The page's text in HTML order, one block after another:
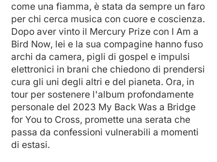
come una fiamma, è stata da sempre un faro
per chi cerca musica con cuore e coscienza.
Dopo aver vinto il Mercury Prize con I Am a
Bird Now, lei e la sua compagine hanno fuso
archi da camera, pigli di gospel e impulsi
elettronici in brani che chiedono di prendersi
cura gli uni degli altri e del pianeta. Ora, in
tour per sostenere l'album profondamente
personale del 2023 My Back Was a Bridge
for You to Cross, promette una serata che
passa da confessioni vulnerabili a momenti
di estasi.